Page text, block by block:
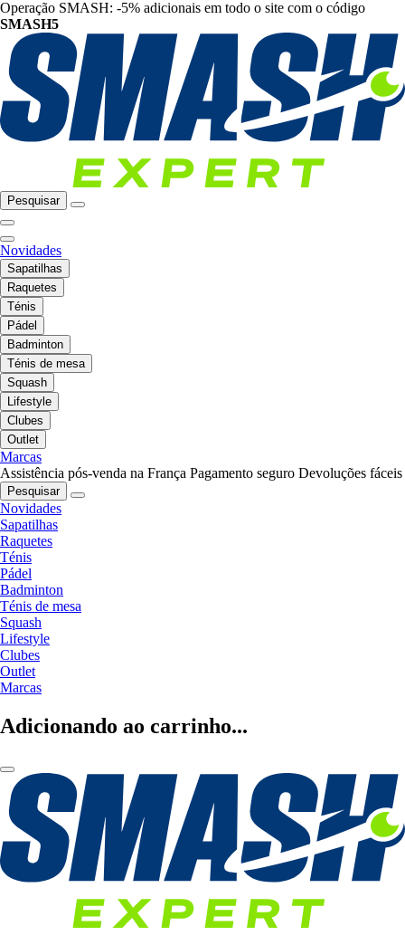
Operação SMASH: -5% adicionais em todo o site com o código
SMASH5
Pesquisar
Novidades
Sapatilhas
Raquetes
Ténis
Pádel
Badminton
Ténis de mesa
Squash
Lifestyle
Clubes
Outlet
Marcas
Assistência pós-venda na França Pagamento seguro Devoluções fáceis
Pesquisar
Novidades
Sapatilhas
Raquetes
Ténis
Pádel
Badminton
Ténis de mesa
Squash
Lifestyle
Clubes
Outlet
Marcas
Adicionando ao carrinho...